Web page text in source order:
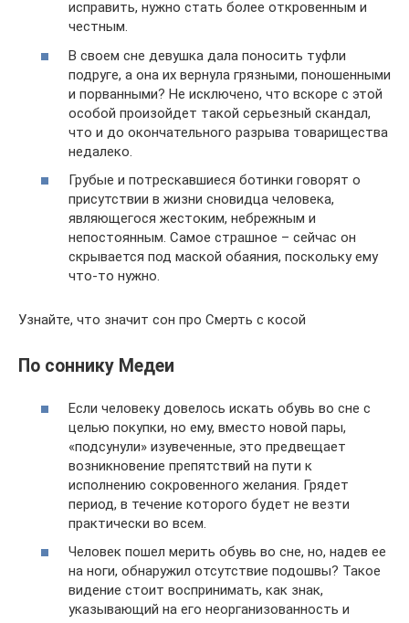
исправить, нужно стать более откровенным и
честным.
В своем сне девушка дала поносить туфли
подруге, а она их вернула грязными, поношенными
и порванными? Не исключено, что вскоре с этой
особой произойдет такой серьезный скандал,
что и до окончательного разрыва товарищества
недалеко.
Грубые и потрескавшиеся ботинки говорят о
присутствии в жизни сновидца человека,
являющегося жестоким, небрежным и
непостоянным. Самое страшное – сейчас он
скрывается под маской обаяния, поскольку ему
что-то нужно.
Узнайте, что значит сон про Смерть с косой
По соннику Медеи
Если человеку довелось искать обувь во сне с
целью покупки, но ему, вместо новой пары,
«подсунули» изувеченные, это предвещает
возникновение препятствий на пути к
исполнению сокровенного желания. Грядет
период, в течение которого будет не везти
практически во всем.
Человек пошел мерить обувь во сне, но, надев ее
на ноги, обнаружил отсутствие подошвы? Такое
видение стоит воспринимать, как знак,
указывающий на его неорганизованность и